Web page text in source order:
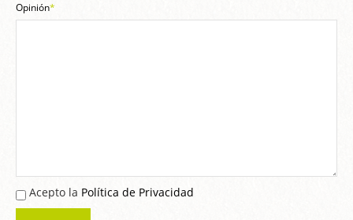
Opinión*
Acepto la Política de Privacidad